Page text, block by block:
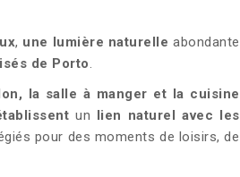
, une lumière naturelleabondante
de Porto.
la salle à manger et la cuisine
un lien naturel avec les
pour des moments de loisirs, de